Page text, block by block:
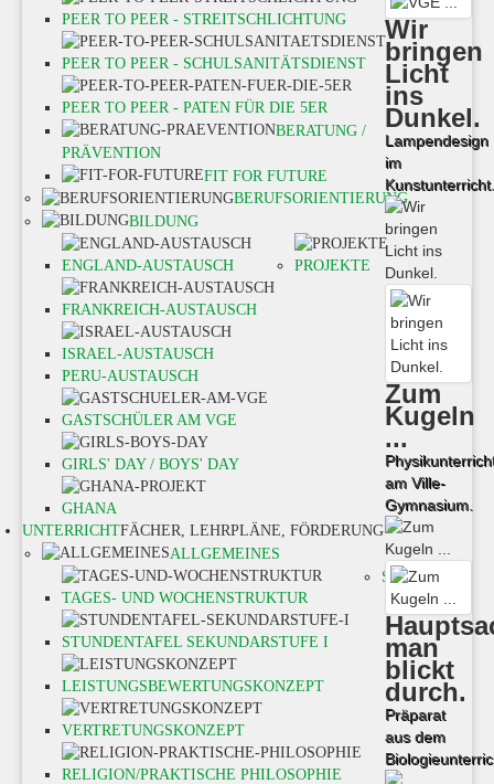
Wir
bringen
Licht
ins
Dunkel.
Lampendesign
im
Kunstunterricht.
Zum
Kugeln
...
am Ville-
Gymnasium.
man
blickt
durch.
Präparat
aus dem
PEER TO PEER - STREITSCHLICHTUNG
PEER TO PEER - SCHULSANITÄTSDIENST
PEER TO PEER - PATEN FÜR DIE 5ER
BERATUNG /
PRÄVENTION
FIT FOR FUTURE
BERUFSORIENTIERUNG
BILDUNG
ENGLAND-AUSTAUSCH
FRANKREICH-AUSTAUSCH
ISRAEL-AUSTAUSCH
PERU-AUSTAUSCH
GASTSCHÜLER AM VGE
PROJEKTE
GIRLS' DAY / BOYS' DAY
GHANA
UNTERRICHTFÄCHER, LEHRPLÄNE, FÖRDERUNG
ALLGEMEINES
TAGES- UND WOCHENSTRUKTUR
STUNDENTAFEL SEKUNDARSTUFE I
LEISTUNGSBEWERTUNGSKONZEPT
VERTRETUNGSKONZEPT
RELIGION/PRAKTISCHE PHILOSOPHIE
SEK I -